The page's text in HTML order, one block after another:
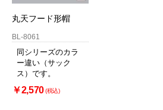
丸天フード形帽
BL-8061
同シリーズのカラ
ー違い（サック
ス）です。
￥2,570(税込)